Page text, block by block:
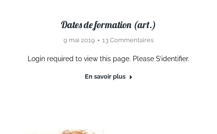
Dates de formation (art.)
9 mai 2019 13 Commentaires
Login required to view this page. Please S’identifier.
En savoir plus